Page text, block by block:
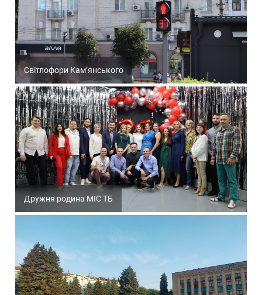
Світлофори Кам’янського
Дружня родина МІС ТБ